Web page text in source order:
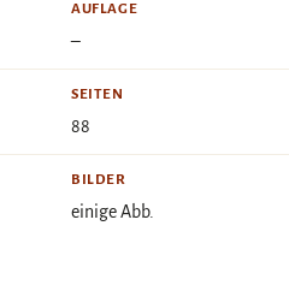
AUFLAGE
–
SEITEN
88
BILDER
einige Abb.